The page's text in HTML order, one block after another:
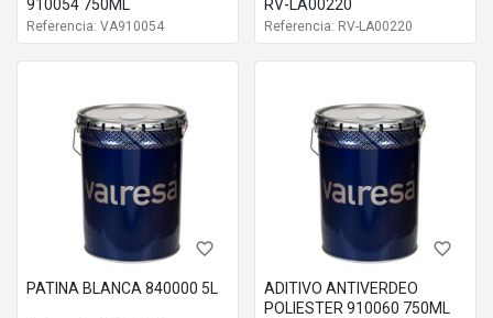
910054 750ML
Referencia: VA910054
RV-LA00220
Referencia: RV-LA00220
favorite_border
PATINA BLANCA 840000 5L
favorite_border
ADITIVO ANTIVERDEO
POLIESTER 910060 750ML